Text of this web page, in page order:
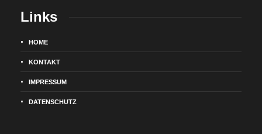
Links
HOME
KONTAKT
IMPRESSUM
DATENSCHUTZ